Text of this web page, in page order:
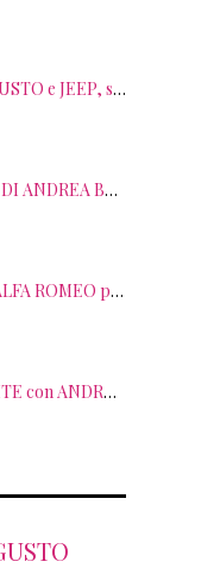
SALOTTI DEL GUSTO e JEEP, sei anni di SUCCESSI tra splendide LOCATION, TERRITORI e GUSTO
Con ‘LA NOTTE DI ANDREA BOCELLI’ l’ARENA si accende di musica e solidarietà! I SALOTTI DEL GUSTO conquistano tutti; tra gli ospiti, RICHARD GERE
Tutti a bordo di ALFA ROMEO per la seconda edizione di STRADE STELLATE con le gourmet experience SALOTTI DEL GUSTO
SALOTTI in WHITE con ANDREA BOCELLI! Tra gli ospiti NICOLAS CAGE, RAOUL BOVA, SHARON STONE e RANJA DI GIORDANIA